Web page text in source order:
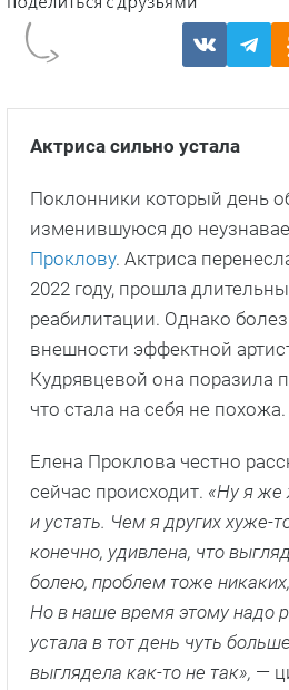
Актриса сильно устала
Поклонники который день
изменившуюся до
Проклову. Актриса
2022 году, прошла
реабилитации. Однако
внешности эффектной
Кудрявцевой она поразила
что стала на себя не похожа.
Елена Проклова честно
сейчас происходит. «Ну я же
и устать. Чем я других хуже-
конечно, удивлена, что
болею, проблем тоже
Но в наше время этому надо
устала в тот день чуть
выглядела как-то не так», —